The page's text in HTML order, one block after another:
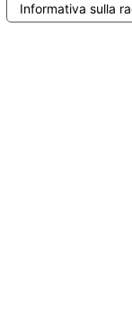
Informativa sulla